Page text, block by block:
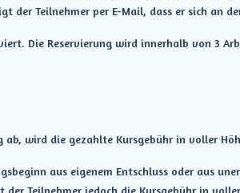
der Teilnehmer per E-Mail, dass er sich an
Die Reservierung wird innerhalb von 3
ab, wird die gezahlte Kursgebühr in voller
aus eigenem Entschluss oder aus